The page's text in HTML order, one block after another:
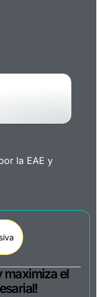
la EAE y
maximiza el